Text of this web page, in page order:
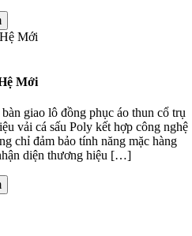
Mới
giao lô đồng phục áo thun cổ trụ
vải cá sấu Poly kết hợp công nghệ
chỉ đảm bảo tính năng mặc hàng
diện thương hiệu […]